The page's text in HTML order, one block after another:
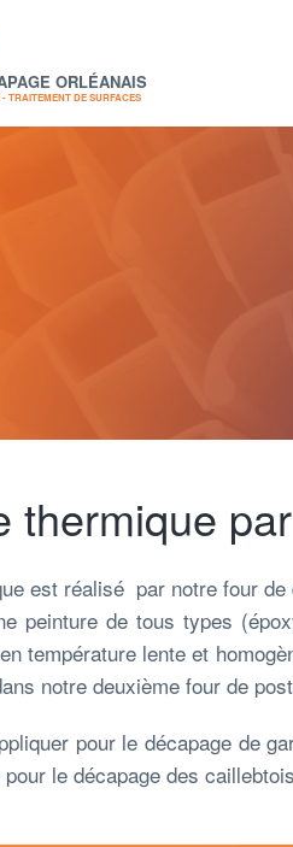
ORLÉANAIS
TRAITEMENT DE SURFACES
thermique
est réalisé par notre four
peinture de tous types
température lente et
notre deuxième four de
pour le décapage de
le décapage des